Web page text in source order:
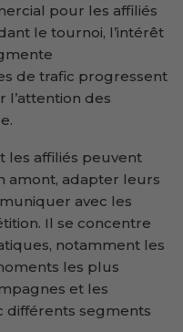
pour les affiliés
le tournoi, l’intérêt
de trafic progressent
des
les affiliés peuvent
amont, adapter leurs
avec les
Il se concentre
notamment les
les plus
et les
différents segments